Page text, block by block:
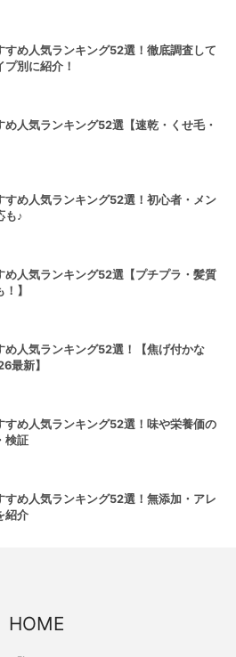
すめ人気ランキング52選！徹底調査して
別に紹介！
め人気ランキング52選【速乾・くせ毛・
すめ人気ランキング52選！初心者・メン
も♪
め人気ランキング52選【プチプラ・髪質
】
め人気ランキング52選！【焦げ付かな
最新】
すめ人気ランキング52選！味や栄養価の
検証
すめ人気ランキング52選！無添加・アレ
紹介
HOME